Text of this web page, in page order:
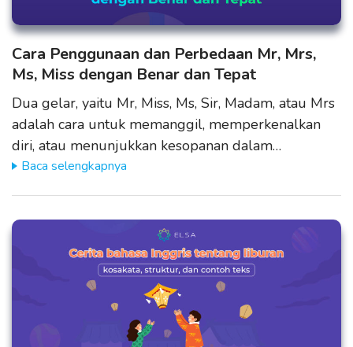
Cara Penggunaan dan Perbedaan Mr, Mrs,
Ms, Miss dengan Benar dan Tepat
Dua gelar, yaitu Mr, Miss, Ms, Sir, Madam, atau Mrs
adalah cara untuk memanggil, memperkenalkan
diri, atau menunjukkan kesopanan dalam…
Baca selengkapnya